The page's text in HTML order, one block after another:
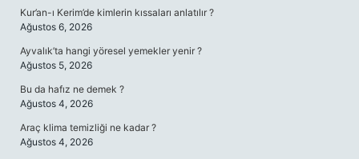
Kur’an-ı Kerim’de kimlerin kıssaları anlatılır ?
Ağustos 6, 2026
Ayvalık’ta hangi yöresel yemekler yenir ?
Ağustos 5, 2026
Bu da hafız ne demek ?
Ağustos 4, 2026
Araç klima temizliği ne kadar ?
Ağustos 4, 2026